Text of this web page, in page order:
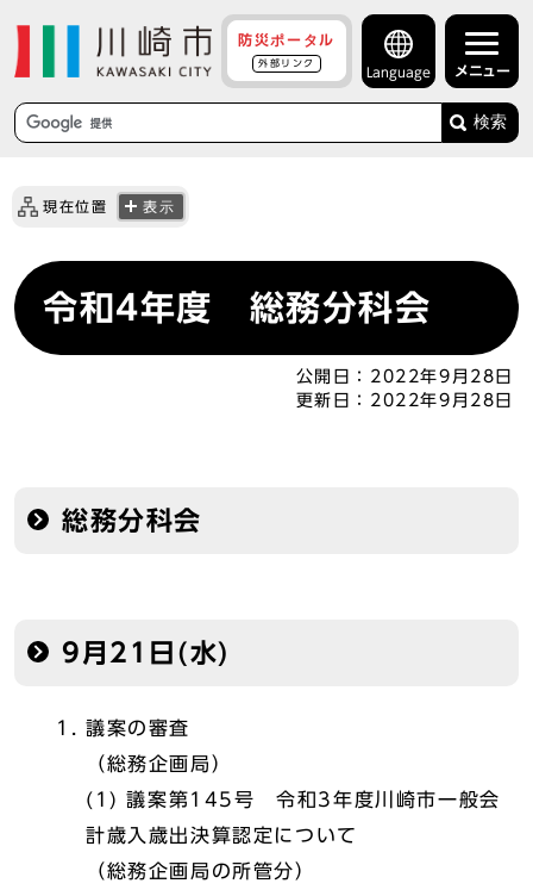
防災ポータル
外部リンク
Language メニュー
検索
現在位置 表示
令和4年度 総務分科会
公開日： 2022年9月28日
更新日： 2022年9月28日
総務分科会
9月21日(水)
議案の審査
（総務企画局）
(1) 議案第145号 令和3年度川崎市一般会
計歳入歳出決算認定について
（総務企画局の所管分）